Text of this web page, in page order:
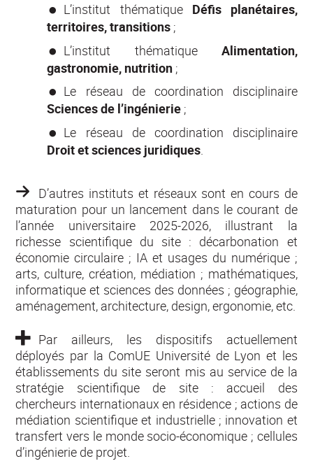
L’institut thématique Défis planétaires,
territoires, transitions ;
L’institut thématique Alimentation,
gastronomie, nutrition ;
Le réseau de coordination disciplinaire
Sciences de l’ingénierie ;
Le réseau de coordination disciplinaire
Droit et sciences juridiques
D’autres instituts et réseaux sont en cours de
maturation pour un lancement dans le courant de
l’année universitaire 2025-2026, illustrant la
richesse scientifique du site : décarbonation et
économie circulaire ; IA et usages du numérique ;
arts, culture, création, médiation ; mathématiques,
informatique et sciences des données ; géographie,
aménagement, architecture, design, ergonomie, etc.
Par ailleurs, les dispositifs actuellement
déployés par la ComUE Université de Lyon et les
établissements du site seront mis au service de la
stratégie scientifique de site : accueil des
chercheurs internationaux en résidence ; actions de
médiation scientifique et industrielle ; innovation et
transfert vers le monde socio-économique ; cellules
d’ingénierie de projet.